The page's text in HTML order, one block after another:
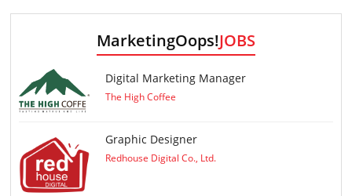
MarketingOops!JOBS
Digital Marketing Manager
The High Coffee
Graphic Designer
Redhouse Digital Co., Ltd.